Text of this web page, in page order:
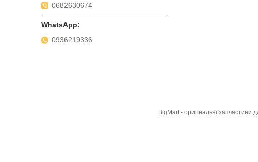
0682630674
0936219336